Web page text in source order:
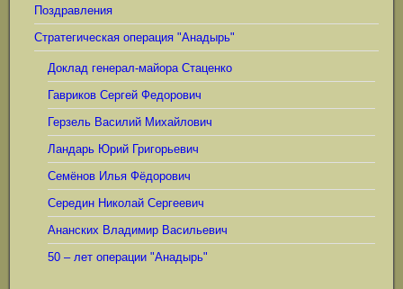
Поздравления
Стратегическая операция "Анадырь"
Доклад генерал-майора Стаценко
Гавриков Сергей Федорович
Герзель Василий Михайлович
Ландарь Юрий Григорьевич
Семёнов Илья Фёдорович
Середин Николай Сергеевич
Ананских Владимир Васильевич
50 – лет операции "Анадырь"